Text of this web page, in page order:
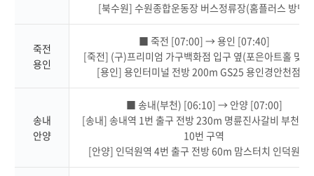
[북수원] 수원종합운동장 버스정류장(홈플러스 방면)
죽전
용인
■ 죽전 [07:00] → 용인 [07:40]
[죽전] (구)프리미엄 가구백화점 입구 옆(포은아트홀 맞
[용인] 용인터미널 전방 200m GS25 용인경안천점 앞
송내
안양
■ 송내(부천) [06:10] → 안양 [07:00]
[송내] 송내역 1번 출구 전방 230m 명륜진사갈비 부천송
10번 구역
[안양] 인덕원역 4번 출구 전방 60m 맘스터치 인덕원점